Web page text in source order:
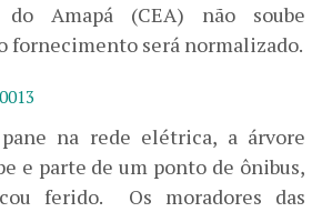
Amapá (CEA) não soube
fornecimento será normalizado.
na rede elétrica, a árvore
e parte de um ponto de ônibus,
ferido. Os moradores das